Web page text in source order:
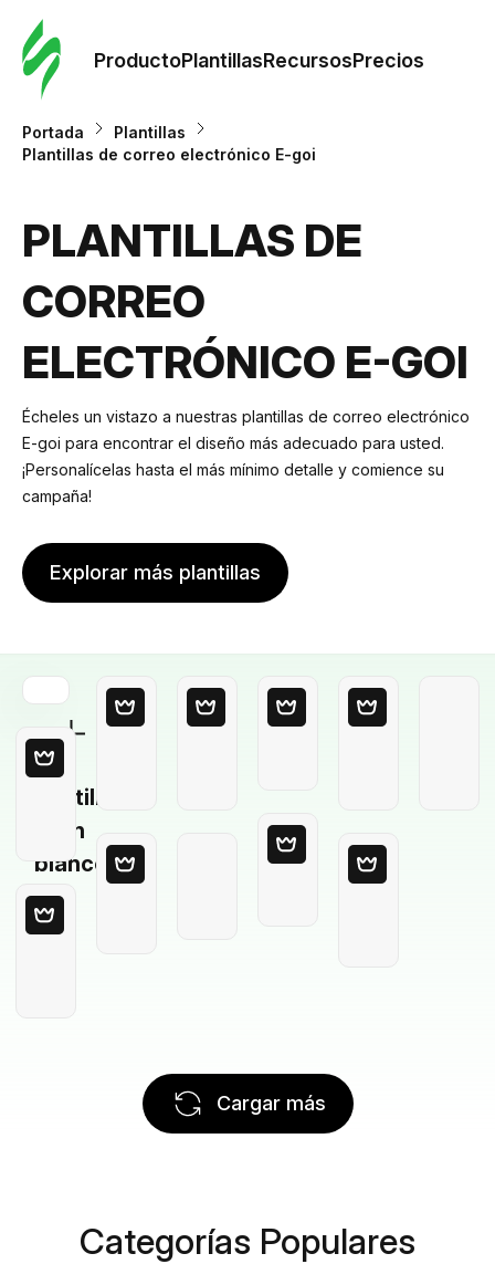
ProductoPlantillasRecursosPrecios
Portada
Plantillas
Plantillas de correo electrónico E-goi
PLANTILLAS DE
CORREO
ELECTRÓNICO E-GOI
Écheles un vistazo a nuestras plantillas de correo electrónico
E-goi para encontrar el diseño más adecuado para usted.
¡Personalícelas hasta el más mínimo detalle y comience su
campaña!
Explorar más plantillas
Plantilla
en
blanco
Cargar más
Categorías Populares